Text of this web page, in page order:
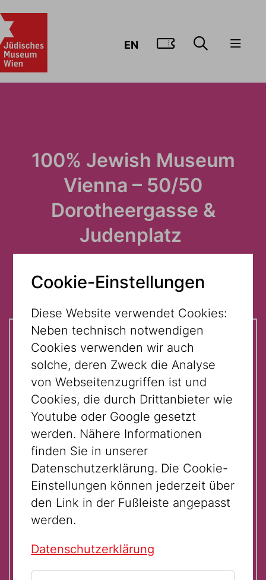
EN ZUM
100% Jewish Museum
Vienna – 50/50
Dorotheergasse &
Judenplatz
Mehrere Standorte - AKTIV
Auf einen Blick:
Times and Locations:
11:00 am: Museum Judenplatz
(Judenplatz 8, 1010 Vienna)
3:00 pm: Jewish Museum Vienna
(Dorotheergasse 11, 1010 Vienna)
Participation with guided tour
ticket € 3,- and valid admission
ticket.
Cookie-Einstellungen
Diese Website verwendet Cookies:
Neben technisch notwendigen
Cookies verwenden wir auch
solche, deren Zweck die Analyse
von Webseitenzugriffen ist und
Cookies, die durch Drittanbieter wie
Youtube oder Google gesetzt
werden. Nähere Informationen
finden Sie in unserer
Datenschutzerklärung. Die Cookie-
Einstellungen können jederzeit über
den Link in der Fußleiste angepasst
werden.
Datenschutzerklärung